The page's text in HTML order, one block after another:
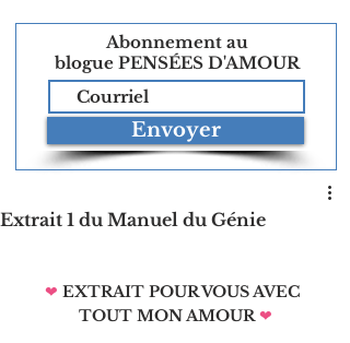
Abonnement au
blogue PENSÉES D'AMOUR
Envoyer
Extrait 1 du Manuel du Génie
❤ EXTRAIT POUR VOUS AVEC
TOUT MON AMOUR ❤